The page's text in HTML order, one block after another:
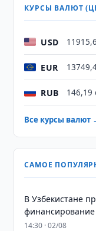
КУРСЫ ВАЛЮТ
USD
EUR
RUB 146,19
Все курсы валют
САМОЕ
В Узбекистане
финансирование
14:30 · 02/08